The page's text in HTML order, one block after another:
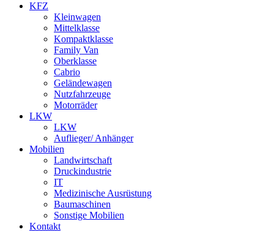
KFZ
Kleinwagen
Mittelklasse
Kompaktklasse
Family Van
Oberklasse
Cabrio
Geländewagen
Nutzfahrzeuge
Motorräder
LKW
LKW
Auflieger/ Anhänger
Mobilien
Landwirtschaft
Druckindustrie
IT
Medizinische Ausrüstung
Baumaschinen
Sonstige Mobilien
Kontakt